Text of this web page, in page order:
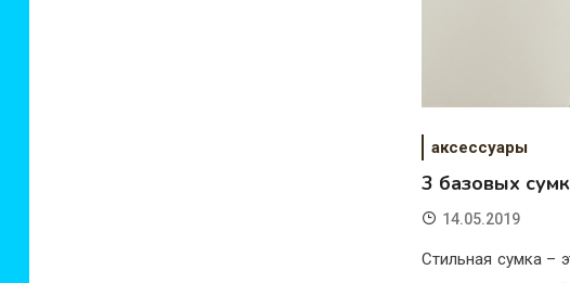
аксессуары
3 базовых
14.05.2019
Стильная сумка –